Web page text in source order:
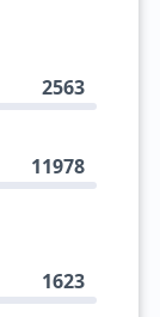
2563
11978
1623